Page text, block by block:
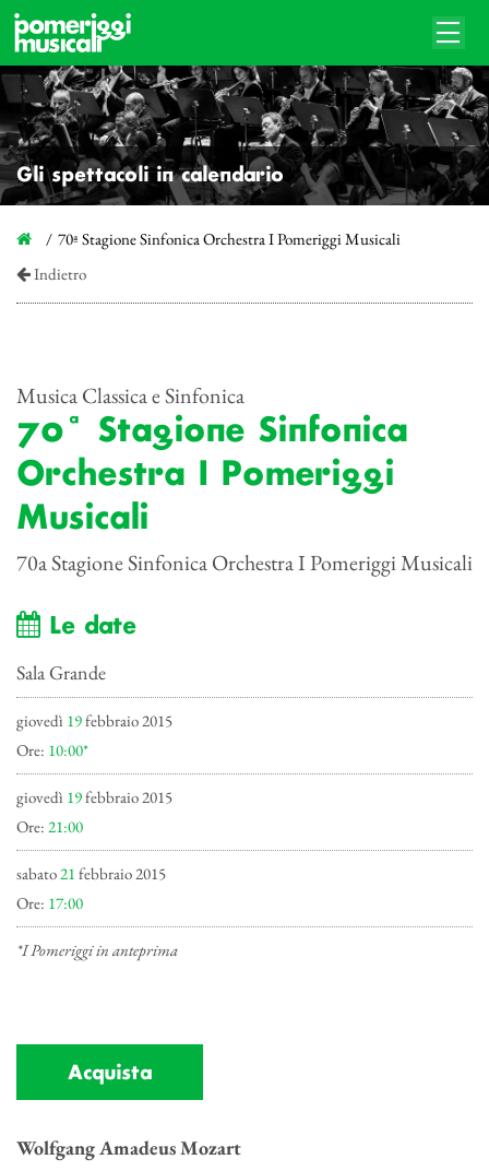
Gli spettacoli in calendario
70ª Stagione Sinfonica Orchestra I Pomeriggi Musicali
Indietro
Musica Classica e Sinfonica
70ª Stagione Sinfonica
Orchestra I Pomeriggi
Musicali
70a Stagione Sinfonica Orchestra I Pomeriggi Musicali
Le date
Sala Grande
giovedì 19febbraio 2015
Ore: 10:00*
giovedì 19febbraio 2015
Ore: 21:00
sabato21 febbraio 2015
Ore: 17:00
*I Pomeriggi in anteprima
Acquista
Wolfgang Amadeus Mozart